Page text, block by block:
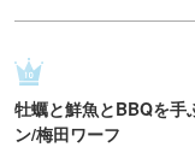
牡蠣と鮮魚とBBQを手
ン/梅田ワーフ